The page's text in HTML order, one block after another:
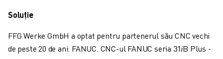
DESPRE FANUC
FANUC ÎN EUROPA
LOCAȚIILE NOASTRE
Soluție
FFG Werke GmbH a optat pentru partenerul său CNC vechi
de peste 20 de ani: FANUC. CNC-ul FANUC seria 31𝑖B Plus -